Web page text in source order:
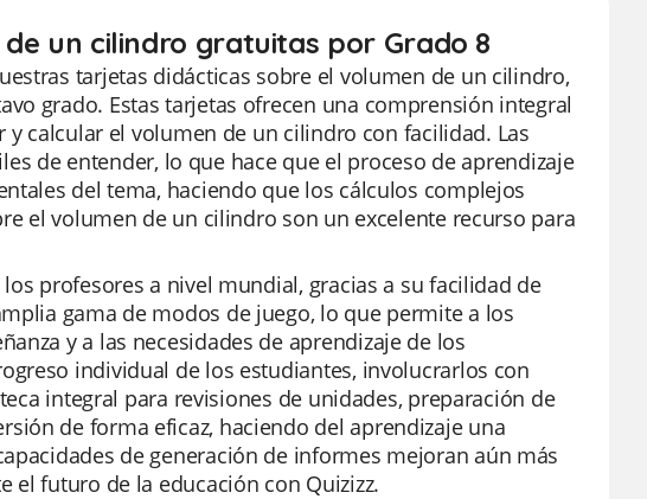
un cilindro gratuitas por Grado 8
tarjetas didácticas sobre el volumen de un cilindro,
grado. Estas tarjetas ofrecen una comprensión integral
calcular el volumen de un cilindro con facilidad. Las
de entender, lo que hace que el proceso de aprendizaje
del tema, haciendo que los cálculos complejos
el volumen de un cilindro son un excelente recurso para
profesores a nivel mundial, gracias a su facilidad de
gama de modos de juego, lo que permite a los
y a las necesidades de aprendizaje de los
individual de los estudiantes, involucrarlos con
integral para revisiones de unidades, preparación de
de forma eficaz, haciendo del aprendizaje una
de generación de informes mejoran aún más
el futuro de la educación con Quizizz.